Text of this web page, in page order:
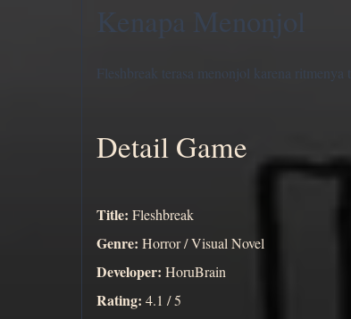
Kenapa Menonjol
Fleshbreak terasa menonjol karena
Detail Game
Title: Fleshbreak
Genre: Horror / Visual Novel
Developer: HoruBrain
Rating: 4.1 / 5